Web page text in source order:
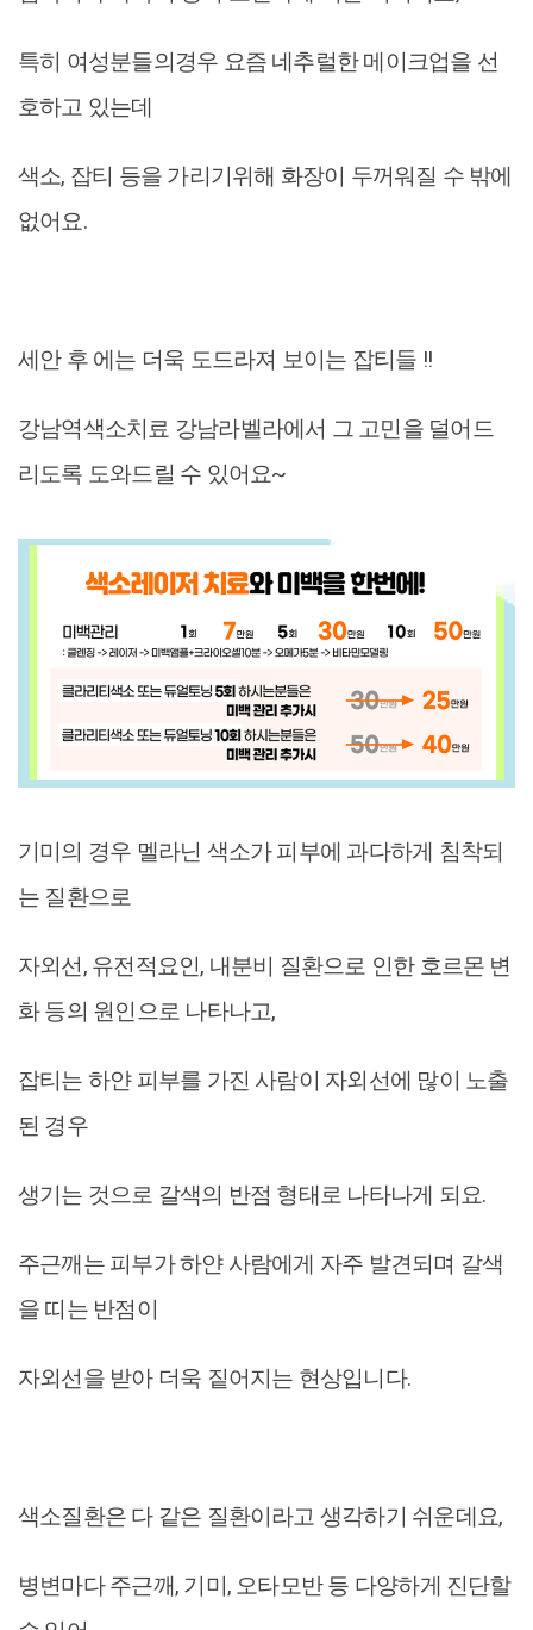
특히 여성분들의경우 요즘 네추럴한 메이크업을 선
호하고 있는데
색소, 잡티 등을 가리기위해 화장이 두꺼워질 수 밖에
없어요.
세안 후 에는 더욱 도드라져 보이는 잡티들 !!
강남역색소치료 강남라벨라에서 그 고민을 덜어드
리도록 도와드릴 수 있어요~
기미의 경우 멜라닌 색소가 피부에 과다하게 침착되
는 질환으로
자외선, 유전적요인, 내분비 질환으로 인한 호르몬 변
화 등의 원인으로 나타나고,
잡티는 하얀 피부를 가진 사람이 자외선에 많이 노출
된 경우
생기는 것으로 갈색의 반점 형태로 나타나게 되요.
주근깨는 피부가 하얀 사람에게 자주 발견되며 갈색
을 띠는 반점이
자외선을 받아 더욱 짙어지는 현상입니다.
색소질환은 다 같은 질환이라고 생각하기 쉬운데요,
병변마다 주근깨, 기미, 오타모반 등 다양하게 진단할